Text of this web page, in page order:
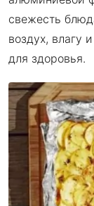
свежесть
воздух, влагу
для здоровья.